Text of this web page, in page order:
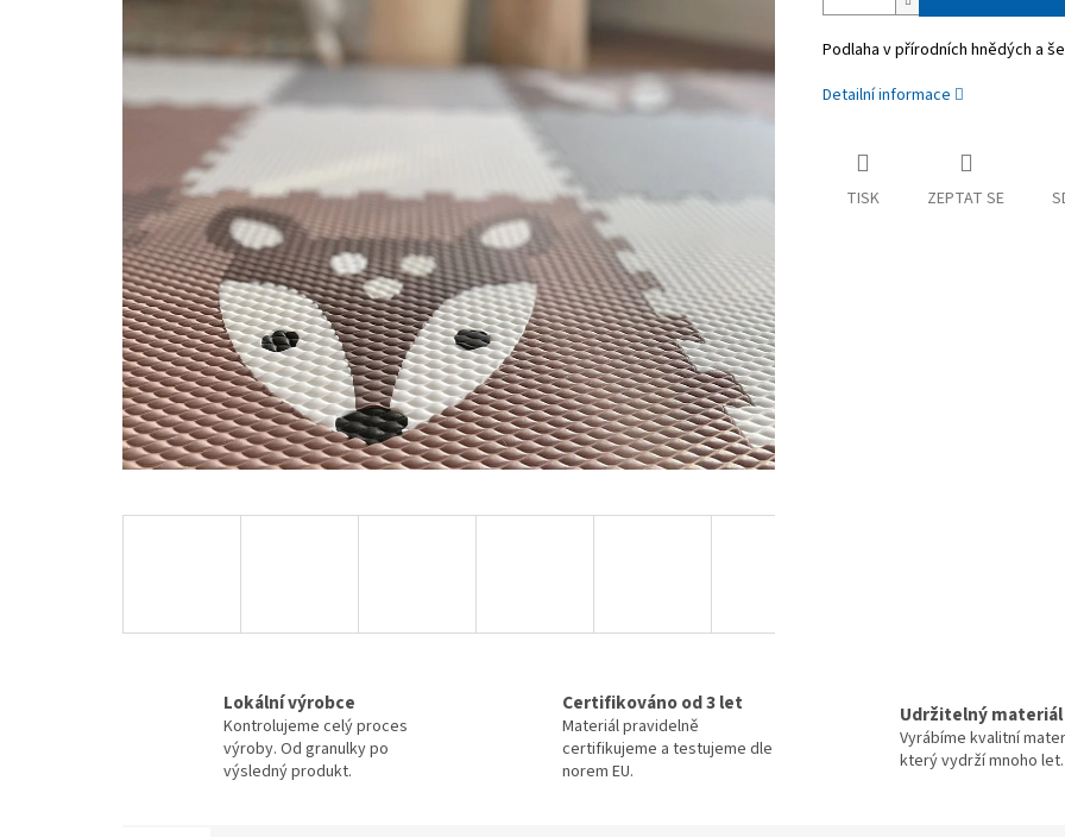
Podlaha v přírodních hnědých a
Detailní informace
TISK ZEPTAT SE
Lokální výrobce
Kontrolujeme celý proces
výroby. Od granulky po
výsledný produkt.
Certifikováno od 3 let
Materiál pravidelně
certifikujeme a testujeme dle
norem EU.
Udržitelný materiál
Vyrábíme kvalitní
který vydrží mnoho let.